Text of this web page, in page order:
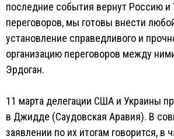
последние события вернут Россию и
переговоров, мы готовы внести
установление справедливого и
организацию переговоров между
Эрдоган.
11 марта делегации США и Украины
в Джидде (Саудовская Аравия). В
заявлении по их итогам говорится, в